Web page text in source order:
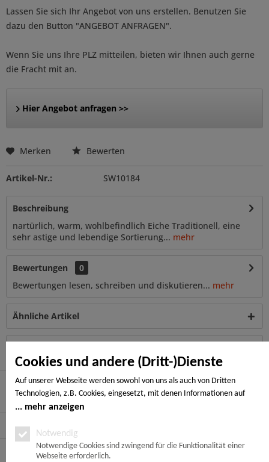
Cookies und andere (Dritt-)Dienste
Auf unserer Webseite werden sowohl von uns als auch von Dritten
Technologien, z.B. Cookies, eingesetzt, mit denen Informationen auf
Ihrem Endgerät gespeichert und/oder von Ihrem Endgerät abgerufen
Notwendige Cookies, Analyse-, Marketing- und Statistik-Cookies. Bei den
notwendigen Cookies handelt es sich um solche, die technisch notwendig
sind, um den von Ihnen gewünschten Dienst bereitzustellen, die übrigen
mehr anzeigen
Notwendig
Notwendige Cookies sind zwingend für die Funktionalität einer
Webseite erforderlich.
Lassen Sie sich Ihr Angebot von uns erstellen. Benutzen Sie
dazu den Button "ANGEBOT ANFRAGEN".
Wenn Sie uns Ihre PLZ mitteilen, bieten wir Ihnen auch gerne
die Fracht mit an.
Hier Angebot anfragen >>
Merken Bewerten
Artikel-Nr.: SW10184
Beschreibung
nartürlich, warm, wohlbefindlich Eiche Traditionell, eine
sehr astige und lebendige Sortierung... mehr
Bewertungen
0
Bewertungen lesen, schreiben und diskutieren... mehr
Ähnliche Artikel
Hier finden Sie uns
Service Hotline
Service